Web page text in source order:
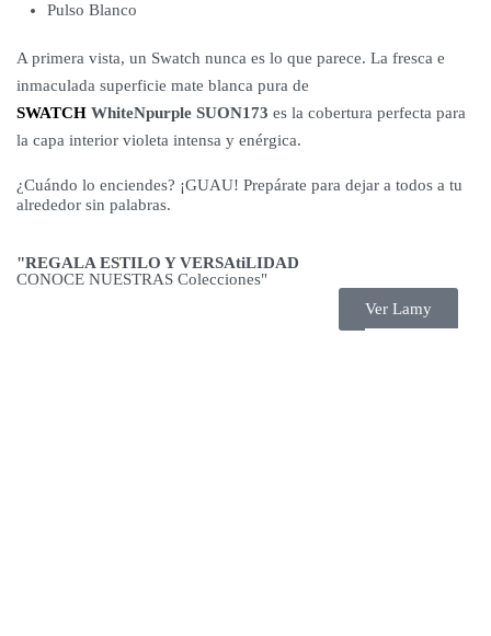
Pulso Blanco
A primera vista, un Swatch nunca es lo que parece. La fresca e
inmaculada superficie mate blanca pura de
SWATCH WhiteNpurple SUON173 es la cobertura perfecta para
la capa interior violeta intensa y enérgica.
¿Cuándo lo enciendes? ¡GUAU! Prepárate para dejar a todos a tu
alrededor sin palabras.
"REGALA ESTILO Y VERSAtiLIDAD
CONOCE NUESTRAS Colecciones"
Ver Lamy